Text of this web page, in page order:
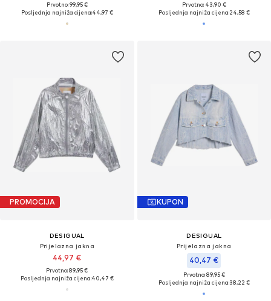
Prvotno: 99,95 €
Posljednja najniža cijena:44,97 €
Prvotno: 43,90 €
Posljednja najniža cijena:24,58 €
PROMOCIJA
DESIGUAL
Prijelazna jakna
44,97 €
Prvotno: 89,95 €
Posljednja najniža cijena:40,47 €
KUPON
DESIGUAL
Prijelazna jakna
40,47 €
Prvotno: 89,95 €
Posljednja najniža cijena:38,22 €